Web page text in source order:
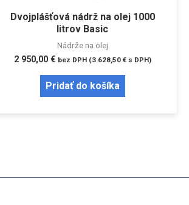
Dvojplášťová nádrž na olej 1000
litrov Basic
Nádrže na olej
2 950,00 € bez DPH (3 628,50 €s DPH)
Pridať do košíka